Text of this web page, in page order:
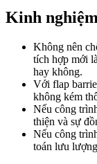
Kinh
Không nên
tích hợp mới
hay không.
Với flap
không kém
Nếu công
thiện và sự
Nếu công
toán lưu